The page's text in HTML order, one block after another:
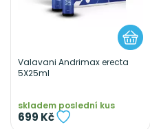
Valavani Andrimax erecta
5X25ml
skladem poslední kus
699 Kč